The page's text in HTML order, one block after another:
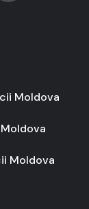
Moldova
Moldova